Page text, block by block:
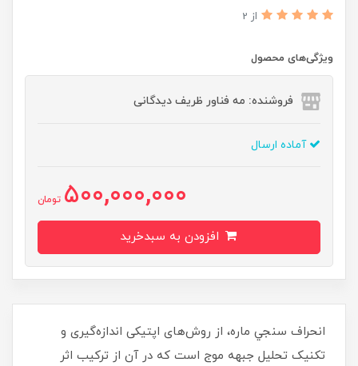
از 2
ویژگی‌های محصول
فروشنده: مه فناور ظریف دیدگانی
آماده ارسال
500,000,000 تومان
انحراف سنجي ماره، از روش‌های اپتیکی اندازه‌گیری و
تکنيک تحليل جبهه موج است که در آن از ترکيب اثر